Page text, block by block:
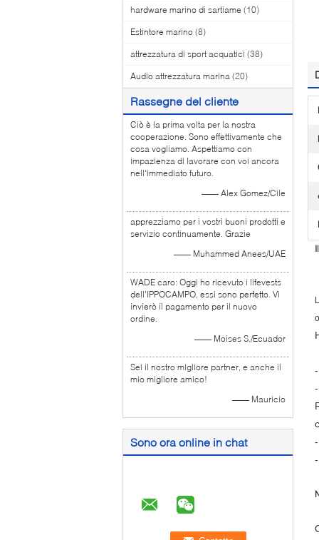
hardware marino di sartiame (10)
Estintore marino (8)
attrezzatura di sport acquatici (38)
Audio attrezzatura marina (20)
Rassegne del cliente
Ciò è la prima volta per la nostra
cooperazione. Sono effettivamente che
cosa vogliamo. Aspettiamo con
impazienza di lavorare con voi ancora
nell'immediato futuro.
—— Alex Gomez/Cile
apprezziamo per i vostri buoni prodotti e
servizio continuamente. Grazie
—— Muhammed Anees/UAE
WADE caro: Oggi ho ricevuto i lifevests
dell'IPPOCAMPO, essi sono perfetto. Vi
invierò il pagamento per il nuovo
ordine.
—— Moises S./Ecuador
Sei il nostro migliore partner, e anche il
mio migliore amico!
—— Mauricio
Sono ora online in chat